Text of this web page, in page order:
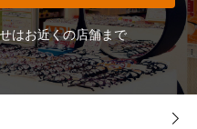
はお近くの店舗まで